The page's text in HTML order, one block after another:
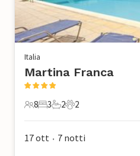
Italia
Martina Franca
8 Ospiti
8
3 Camere da letto
3
2 Bagni
2
2 Animali domestici
2
17 ott • 7 notti